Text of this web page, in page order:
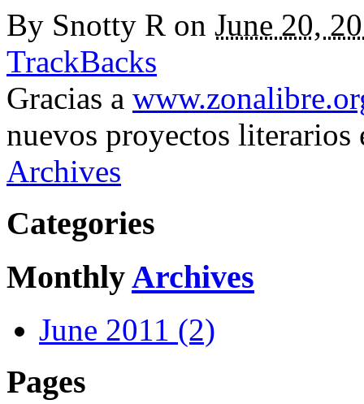
By Snotty R on June 20,
TrackBacks
Gracias a
nuevos proyectos
Archives
Categories
MonthlyArchives
June 2011 (2)
Pages